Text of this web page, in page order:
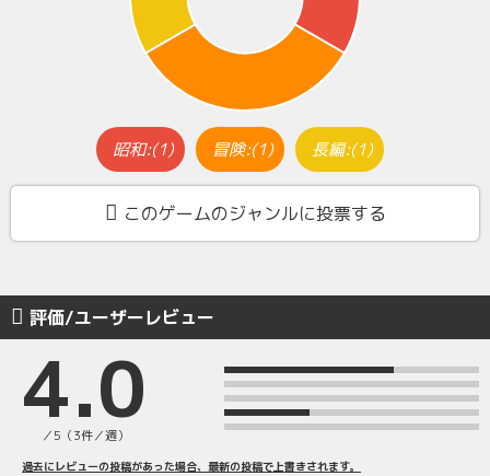
昭和:(1) 冒険:(1) 長編:(1)
このゲームのジャンルに投票する
評価/ユーザーレビュー
4.0
／5（3件／週）
過去にレビューの投稿があった場合、最新の投稿で上書きされます。